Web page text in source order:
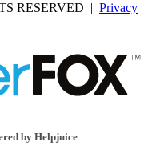
RESERVED | Privacy
by Helpjuice